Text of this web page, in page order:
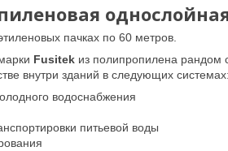
пачках по 60 метров.
Fusitek из полипропилена рандом
внутри зданий в следующих системах:
водоснабжения
питьевой воды